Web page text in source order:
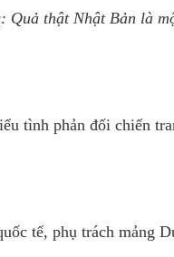
Quả thật Nhật Bản là
tình phản đối chiến
tế, phụ trách mảng